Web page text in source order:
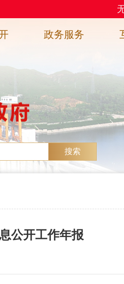
政务服务
搜索
公开工作年报